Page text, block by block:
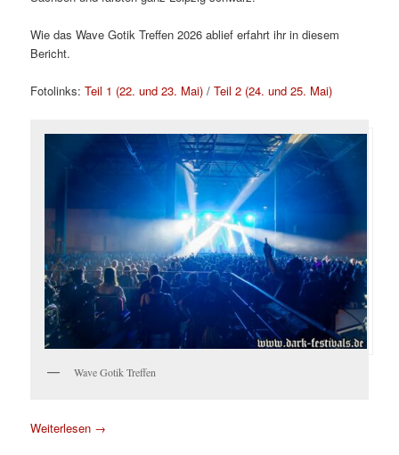
Wie das Wave Gotik Treffen 2026 ablief erfahrt ihr in diesem
Bericht.
Fotolinks:Teil 1 (22. und 23. Mai) /Teil 2 (24. und 25. Mai)
Wave Gotik Treffen
Weiterlesen →